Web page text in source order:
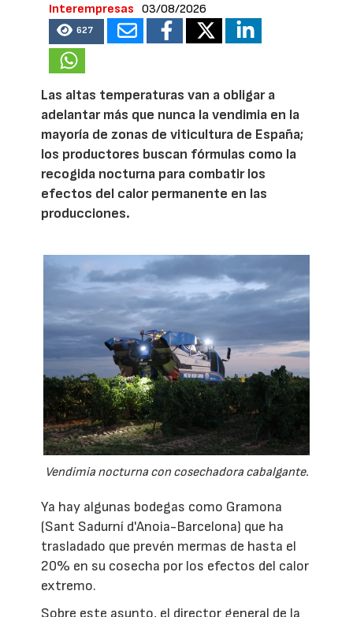
Interempresas
03/08/2026
627
Las altas temperaturas van a obligar a
adelantar más que nunca la vendimia en la
mayoría de zonas de viticultura de España;
los productores buscan fórmulas como la
recogida nocturna para combatir los
efectos del calor permanente en las
producciones.
Vendimia nocturna con cosechadora cabalgante.
Ya hay algunas bodegas como Gramona
(Sant Sadurní d'Anoia-Barcelona) que ha
trasladado que prevén mermas de hasta el
20% en su cosecha por los efectos del calor
extremo.
Sobre este asunto, el director general de la